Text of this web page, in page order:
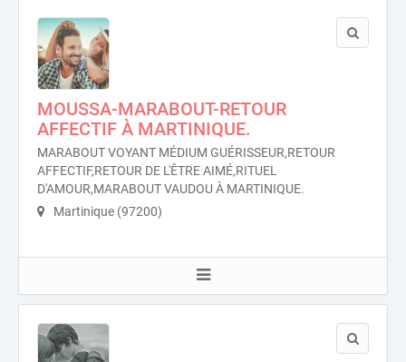
MOUSSA-MARABOUT-RETOUR
AFFECTIF À MARTINIQUE.
MARABOUT VOYANT MÉDIUM GUÉRISSEUR,RETOUR
AFFECTIF,RETOUR DE L'ÊTRE AIMÉ,RITUEL
D'AMOUR,MARABOUT VAUDOU À MARTINIQUE.
Martinique (97200)